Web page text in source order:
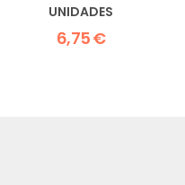
UNIDADES
6,75 €